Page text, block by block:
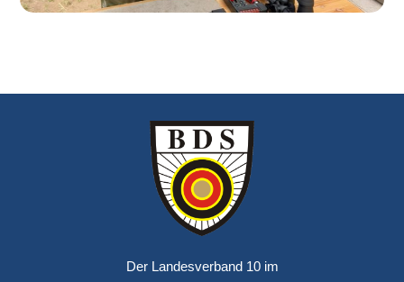
Der Landesverband 10 im